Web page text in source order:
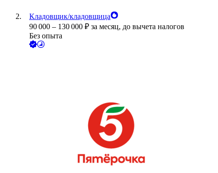
Кладовщик/кладовщица
90 000 – 130 000 ₽ за месяц, до вычета налогов
Без опыта